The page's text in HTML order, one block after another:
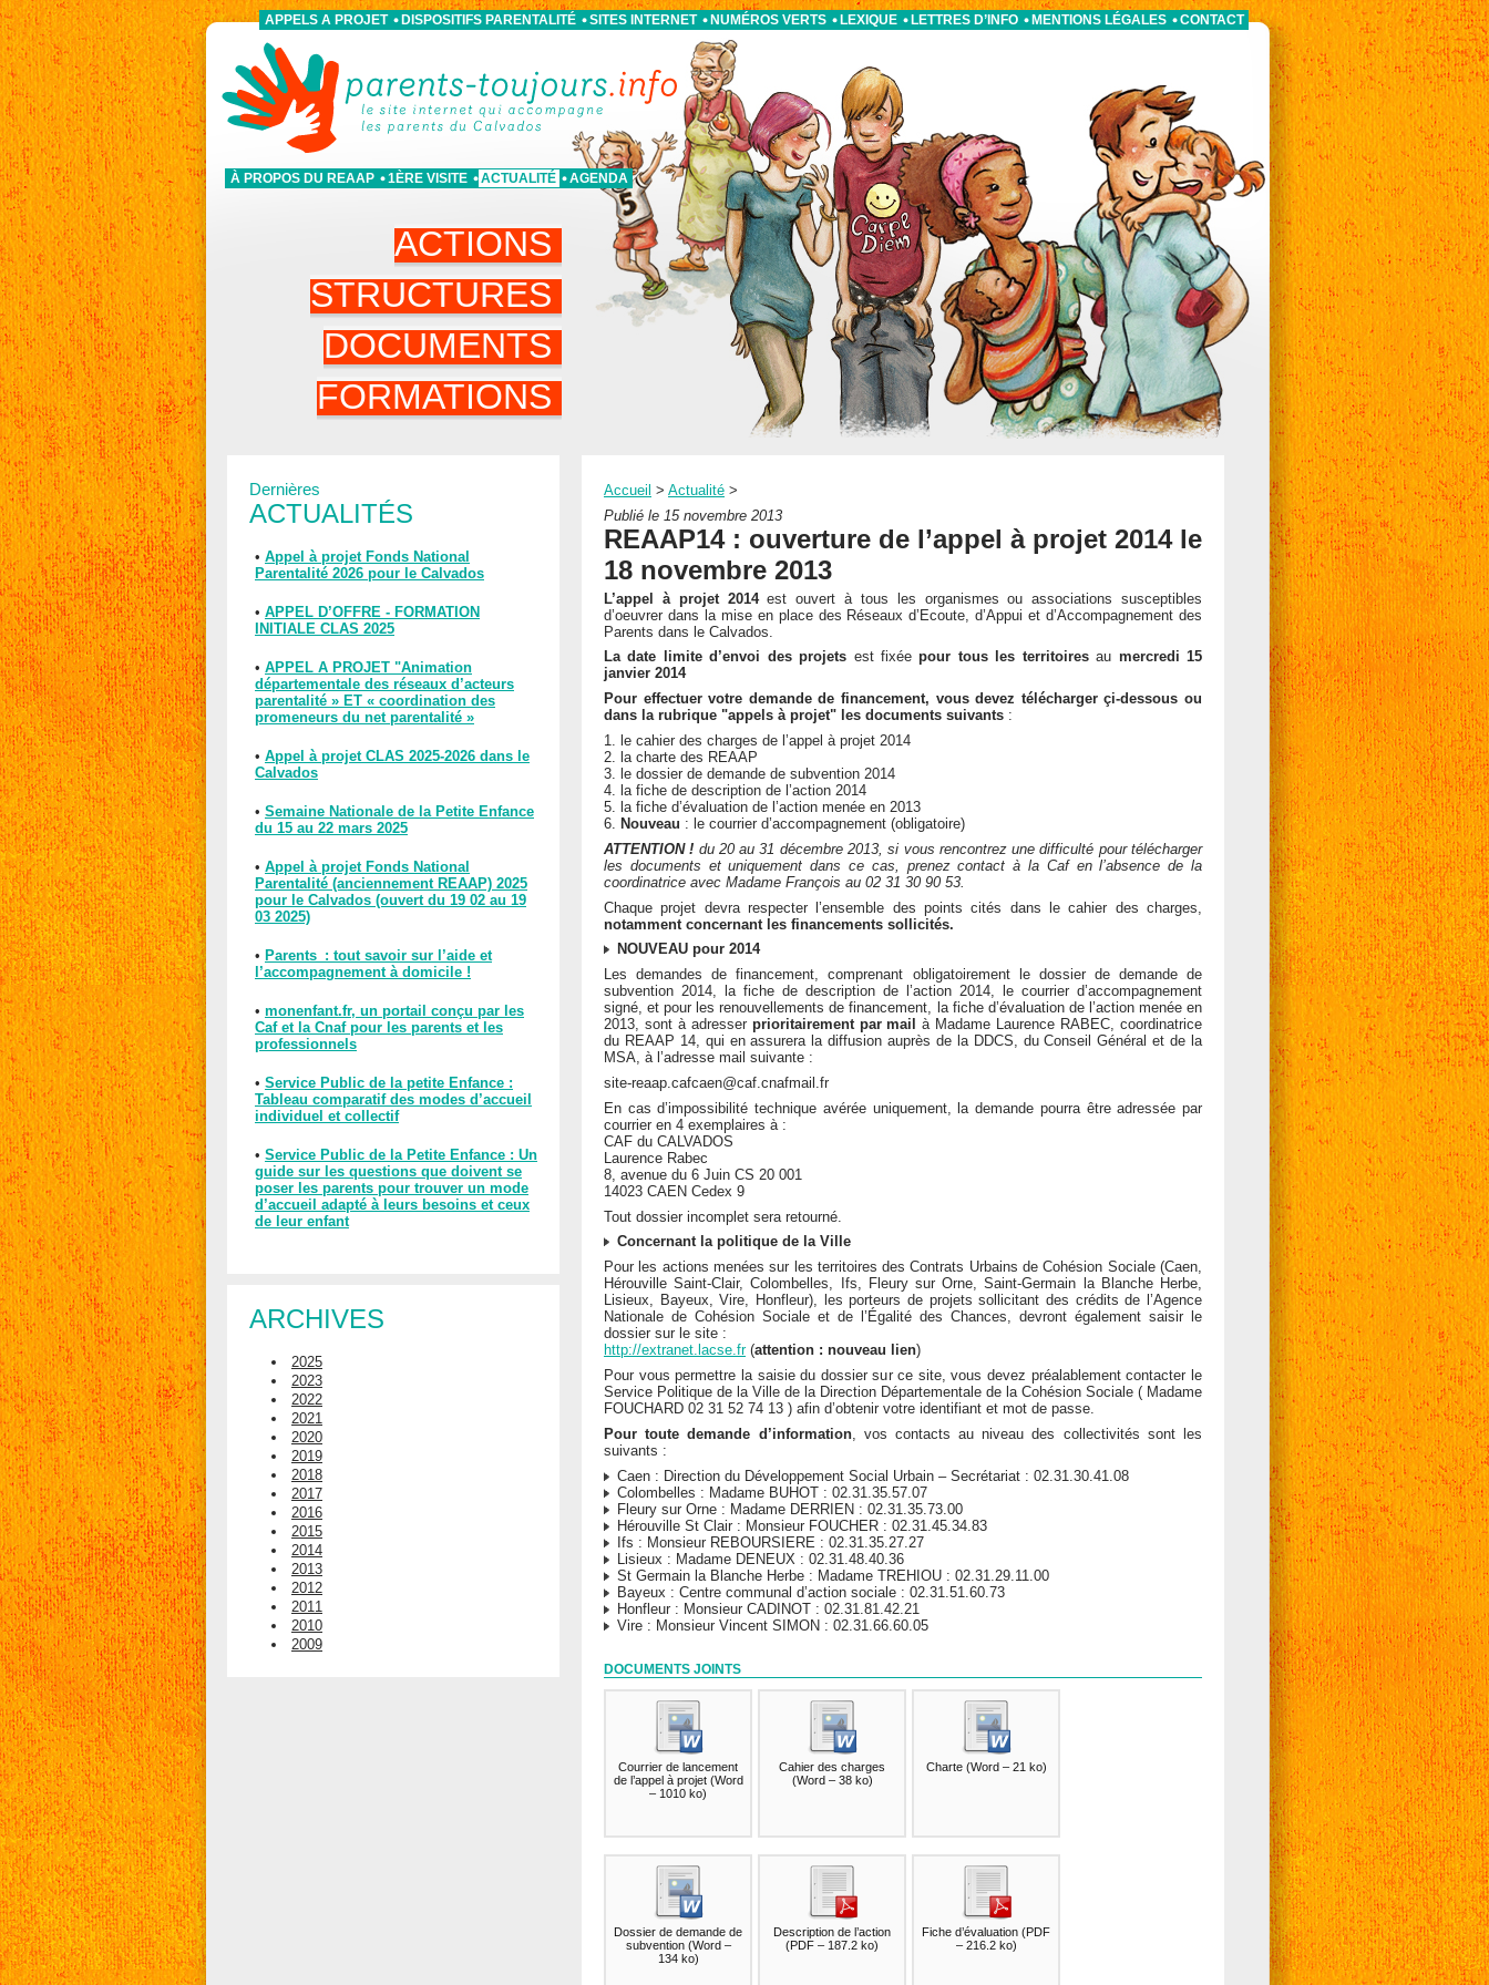
À PROPOS DU REAAP 1ÈRE VISITE ACTUALITÉ AGENDA
APPELS A PROJET DISPOSITIFS PARENTALITÉ SITES INTERNET NUMÉROS VERTS LEXIQUE LETTRES D’INFO MENTIONS LÉGALES CONTACT
ACTIONS
STRUCTURES
DOCUMENTS
FORMATIONS
Dernières
ACTUALITÉS
• Appel à projet Fonds National
Parentalité 2026 pour le Calvados
• APPEL D’OFFRE - FORMATION
INITIALE CLAS 2025
• APPEL A PROJET "Animation
départementale des réseaux d’acteurs
parentalité » ET « coordination des
promeneurs du net parentalité »
• Appel à projet CLAS 2025-2026 dans le
Calvados
• Semaine Nationale de la Petite Enfance
du 15 au 22 mars 2025
• Appel à projet Fonds National
Parentalité (anciennement REAAP) 2025
pour le Calvados (ouvert du 19 02 au 19
03 2025)
• Parents : tout savoir sur l’aide et
l’accompagnement à domicile !
• monenfant.fr, un portail conçu par les
Caf et la Cnaf pour les parents et les
professionnels
• Service Public de la petite Enfance :
Tableau comparatif des modes d’accueil
individuel et collectif
• Service Public de la Petite Enfance : Un
guide sur les questions que doivent se
poser les parents pour trouver un mode
d’accueil adapté à leurs besoins et ceux
de leur enfant
ARCHIVES
2025
2023
2022
2021
2020
2019
2018
2017
2016
2015
2014
2013
2012
2011
2010
2009
Accueil > Actualité >
Publié le 15 novembre 2013
REAAP14 : ouverture de l’appel à projet 2014 le
18 novembre 2013
L’appel à projet 2014est ouvert à tous les organismes ou associations susceptibles
d’oeuvrer dans la mise en place des Réseaux d’Ecoute, d’Appui et d’Accompagnement des
Parents dans le Calvados.
La date limite d’envoi des projets est fixéepour tous les territoiresau mercredi 15
janvier 2014
Pour effectuer votre demande de financement, vous devez télécharger çi-dessous ou
dans la rubrique "appels à projet" les documents suivants :
1. le cahier des charges de l’appel à projet 2014
2. la charte des REAAP
3. le dossier de demande de subvention 2014
4. la fiche de description de l’action 2014
5. la fiche d’évaluation de l’action menée en 2013
6.
Nouveau : le courrier d’accompagnement (obligatoire)
ATTENTION ! du 20 au 31 décembre 2013, si vous rencontrez une difficulté pour télécharger
les documents et uniquement dans ce cas, prenez contact à la Caf en l’absence de la
coordinatrice avec Madame François au 02 31 30 90 53.
Chaque projet devra respecter l’ensemble des points cités dans le cahier des charges,
notamment concernant les financements sollicités.
NOUVEAU pour 2014
Les demandes de financement, comprenant obligatoirement le dossier de demande de
subvention 2014, la fiche de description de l’action 2014, le courrier d’accompagnement
signé, et pour les renouvellements de financement, la fiche d’évaluation de l’action menée en
2013, sont à adresserprioritairement par mail
à Madame Laurence RABEC, coordinatrice
du REAAP 14, qui en assurera la diffusion auprès de la DDCS, du Conseil Général et de la
MSA, à l’adresse mail suivante :
site-reaap.cafcaen@caf.cnafmail.fr
En cas d’impossibilité technique avérée uniquement, la demande pourra être adressée par
courrier en 4 exemplaires à :
CAF du CALVADOS
Laurence Rabec
8, avenue du 6 Juin CS 20 001
14023 CAEN Cedex 9
Tout dossier incomplet sera retourné.
Concernant la politique de la Ville
Pour les actions menées sur les territoires des Contrats Urbains de Cohésion Sociale (Caen,
Hérouville Saint-Clair, Colombelles, Ifs, Fleury sur Orne, Saint-Germain la Blanche Herbe,
Lisieux, Bayeux, Vire, Honfleur), les porteurs de projets sollicitant des crédits de l’Agence
Nationale de Cohésion Sociale et de l’Égalité des Chances, devront également saisir le
dossier sur le site :
http://extranet.lacse.fr(attention : nouveau lien)
Pour vous permettre la saisie du dossier sur ce site, vous devez préalablement contacter le
Service Politique de la Ville de la Direction Départementale de la Cohésion Sociale ( Madame
FOUCHARD 02 31 52 74 13 ) afin d’obtenir votre identifiant et mot de passe.
Pour toute demande d’information, vos contacts au niveau des collectivités sont les
suivants :
Caen : Direction du Développement Social Urbain – Secrétariat : 02.31.30.41.08
Colombelles : Madame BUHOT : 02.31.35.57.07
Fleury sur Orne : Madame DERRIEN : 02.31.35.73.00
Hérouville St Clair : Monsieur FOUCHER : 02.31.45.34.83
Ifs : Monsieur REBOURSIERE : 02.31.35.27.27
Lisieux : Madame DENEUX : 02.31.48.40.36
St Germain la Blanche Herbe : Madame TREHIOU : 02.31.29.11.00
Bayeux : Centre communal d’action sociale : 02.31.51.60.73
Honfleur : Monsieur CADINOT : 02.31.81.42.21
Vire : Monsieur Vincent SIMON : 02.31.66.60.05
DOCUMENTS JOINTS
Courrier de lancement
de l’appel à projet(Word
– 1010 ko)
Cahier des charges
(Word – 38 ko)
Charte(Word – 21 ko)
Dossier de demande de
subvention(Word –
134 ko)
Description de l’action
(PDF – 187.2 ko)
Fiche d’évaluation (PDF
– 216.2 ko)